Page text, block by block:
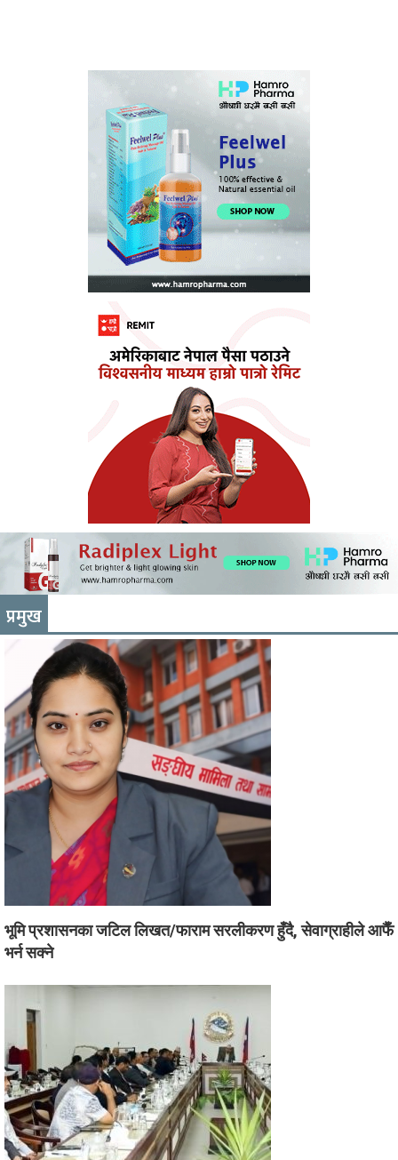
प्रमुख
भूमि प्रशासनका जटिल लिखत/फाराम सरलीकरण हुँदै, सेवाग्राहीले आफैँ
भर्न सक्ने